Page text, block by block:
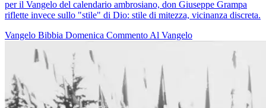
per il Vangelo del calendario ambrosiano, don Giuseppe Grampa
riflette invece sullo "stile" di Dio: stile di mitezza, vicinanza discreta.
Vangelo Bibbia Domenica Commento Al Vangelo